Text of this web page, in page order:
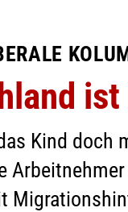
Kind doch